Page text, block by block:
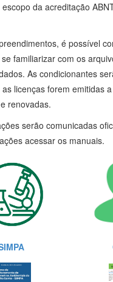
da acreditação
é possível
familiarizar com os
As condicionantes
licenças forem emitidas
renovadas.
serão comunicadas
acessar os manuais.